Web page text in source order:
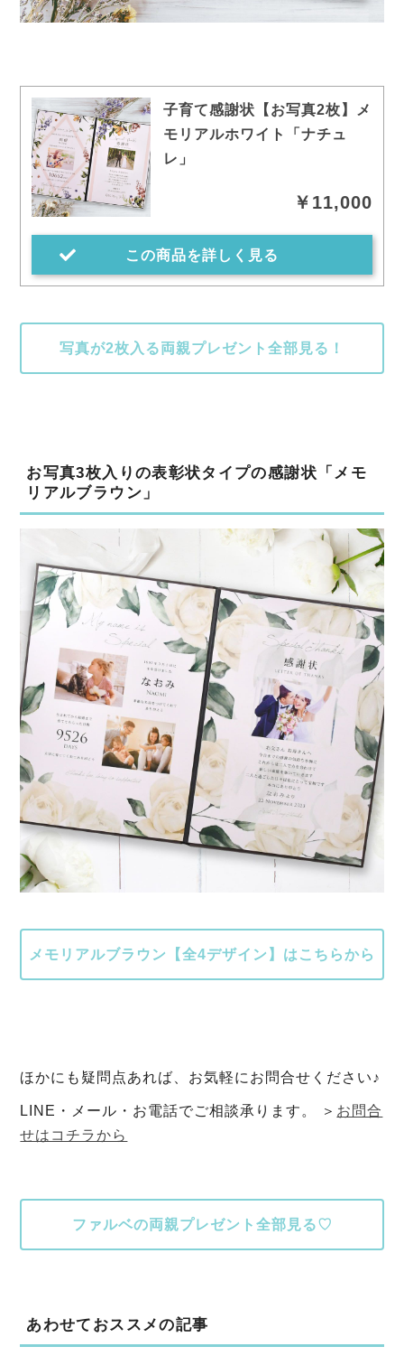
子育て感謝状【お写真2枚】メ
モリアルホワイト「ナチュ
レ」
￥11,000
この商品を詳しく見る
写真が2枚入る両親プレゼント全部見る！
お写真3枚入りの表彰状タイプの感謝状「メモ
リアルブラウン」
メモリアルブラウン【全4デザイン】はこちらから
ほかにも疑問点あれば、お気軽にお問合せください♪
LINE・メール・お電話でご相談承ります。 ＞ お問合
せはコチラから
ファルベの両親プレゼント全部見る♡
あわせておススメの記事